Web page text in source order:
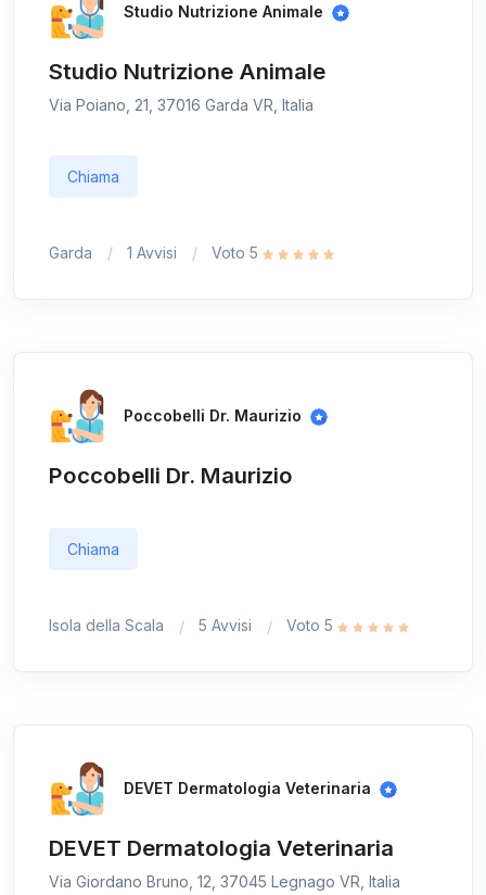
Studio Nutrizione Animale
Studio Nutrizione Animale
Via Poiano, 21, 37016 Garda VR, Italia
Chiama
Garda 1 Avvisi Voto 5
Poccobelli Dr. Maurizio
Poccobelli Dr. Maurizio
Chiama
Isola della Scala 5 Avvisi Voto 5
DEVET Dermatologia Veterinaria
DEVET Dermatologia Veterinaria
Via Giordano Bruno, 12, 37045 Legnago VR, Italia